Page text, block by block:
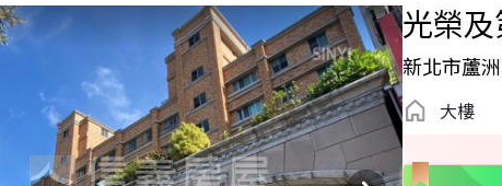
光榮
新北市蘆
大樓